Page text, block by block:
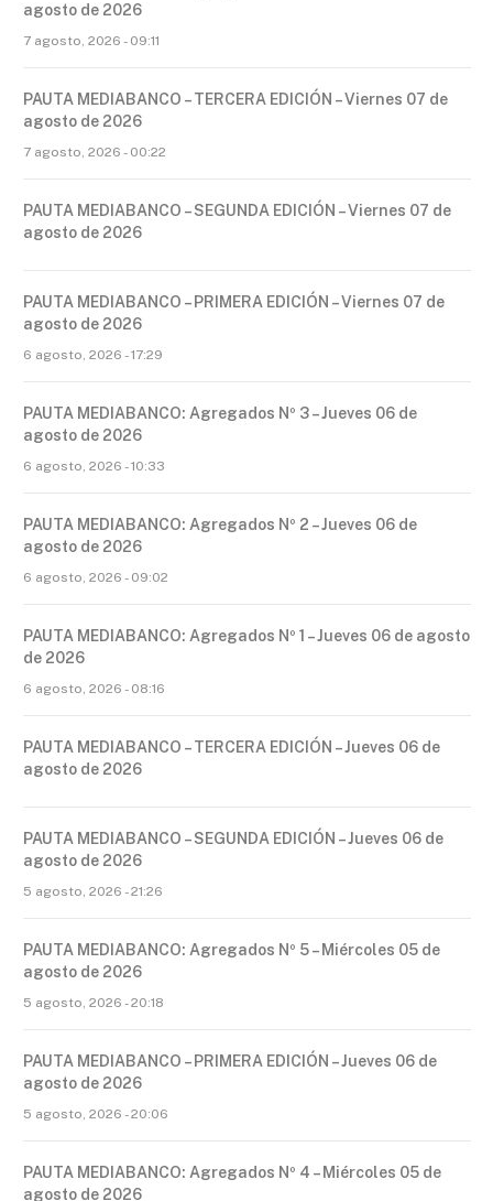
agosto de 2026
7 agosto, 2026 - 09:11
PAUTA MEDIABANCO – TERCERA EDICIÓN – Viernes 07 de
agosto de 2026
7 agosto, 2026 - 00:22
PAUTA MEDIABANCO – SEGUNDA EDICIÓN – Viernes 07 de
agosto de 2026
PAUTA MEDIABANCO – PRIMERA EDICIÓN – Viernes 07 de
agosto de 2026
6 agosto, 2026 - 17:29
PAUTA MEDIABANCO: Agregados Nº 3 – Jueves 06 de
agosto de 2026
6 agosto, 2026 - 10:33
PAUTA MEDIABANCO: Agregados Nº 2 – Jueves 06 de
agosto de 2026
6 agosto, 2026 - 09:02
PAUTA MEDIABANCO: Agregados Nº 1 – Jueves 06 de agosto
de 2026
6 agosto, 2026 - 08:16
PAUTA MEDIABANCO – TERCERA EDICIÓN – Jueves 06 de
agosto de 2026
PAUTA MEDIABANCO – SEGUNDA EDICIÓN – Jueves 06 de
agosto de 2026
5 agosto, 2026 - 21:26
PAUTA MEDIABANCO: Agregados Nº 5 – Miércoles 05 de
agosto de 2026
5 agosto, 2026 - 20:18
PAUTA MEDIABANCO – PRIMERA EDICIÓN – Jueves 06 de
agosto de 2026
5 agosto, 2026 - 20:06
PAUTA MEDIABANCO: Agregados Nº 4 – Miércoles 05 de
agosto de 2026